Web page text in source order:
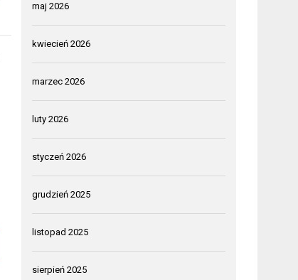
maj 2026
kwiecień 2026
marzec 2026
luty 2026
styczeń 2026
grudzień 2025
listopad 2025
sierpień 2025